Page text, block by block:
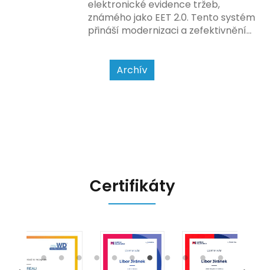
způsobu interakce se
zákazníkem.
elektronické evidence tržeb,
známého jako EET 2.0. Tento systém
přináší modernizaci a zefektivnění
usnadnit život podnikatelům i
kontrolním orgánům. Podívejme se
na hlavní změny, které EET 2.0
Archív
Certifikáty